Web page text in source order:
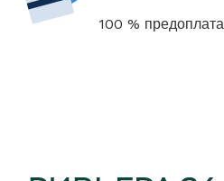
100 % предоплата